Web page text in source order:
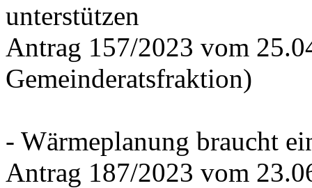
unterstützen
Antrag 157/2023 vom
Gemeinderatsfraktion)
- Wärmeplanung braucht
Antrag 187/2023 vom